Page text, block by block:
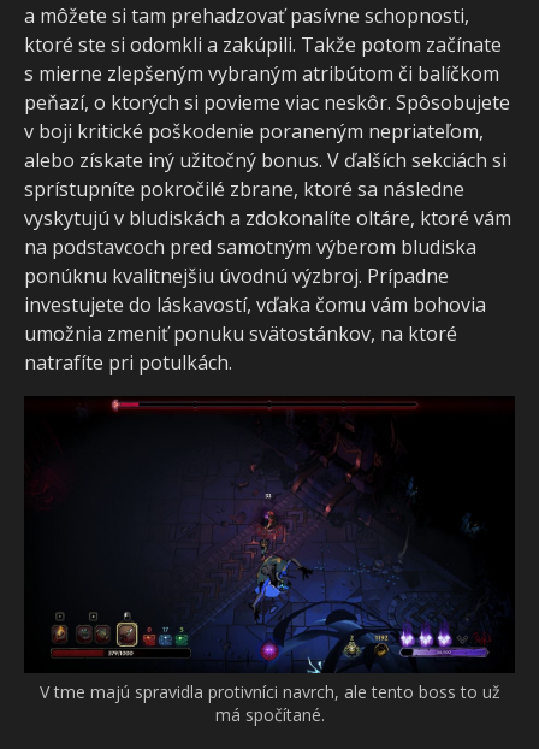
a môžete si tam prehadzovať pasívne schopnosti,
ktoré ste si odomkli a zakúpili. Takže potom začínate
s mierne zlepšeným vybraným atribútom či balíčkom
peňazí, o ktorých si povieme viac neskôr. Spôsobujete
v boji kritické poškodenie poraneným nepriateľom,
alebo získate iný užitočný bonus. V ďalších sekciách si
sprístupníte pokročilé zbrane, ktoré sa následne
vyskytujú v bludiskách a zdokonalíte oltáre, ktoré vám
na podstavcoch pred samotným výberom bludiska
ponúknu kvalitnejšiu úvodnú výzbroj. Prípadne
investujete do láskavostí, vďaka čomu vám bohovia
umožnia zmeniť ponuku svätostánkov, na ktoré
natrafíte pri potulkách.
V tme majú spravidla protivníci navrch, ale tento boss to už
má spočítané.